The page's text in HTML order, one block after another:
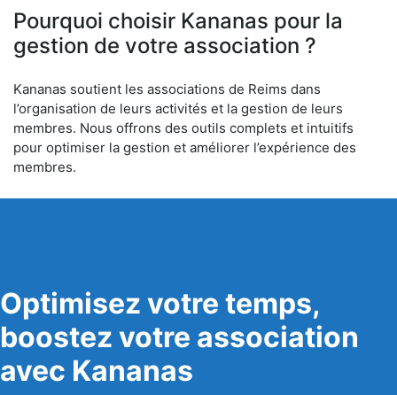
Pourquoi choisir Kananas pour la
gestion de votre association ?
Kananas soutient les associations de Reims dans
l’organisation de leurs activités et la gestion de leurs
membres. Nous offrons des outils complets et intuitifs
pour optimiser la gestion et améliorer l’expérience des
membres.
Optimisez votre temps,
boostez votre association
avec Kananas